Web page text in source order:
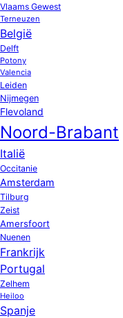
Vlaams Gewest
Terneuzen
België
Delft
Potony
Valencia
Leiden
Nijmegen
Flevoland
Noord-Brabant
Italië
Occitanie
Amsterdam
Tilburg
Zeist
Amersfoort
Nuenen
Frankrijk
Portugal
Zelhem
Heiloo
Spanje